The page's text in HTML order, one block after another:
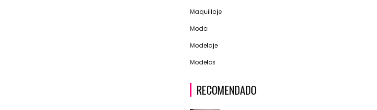
Maquillaje
Moda
Modelaje
Modelos
RECOMENDADO